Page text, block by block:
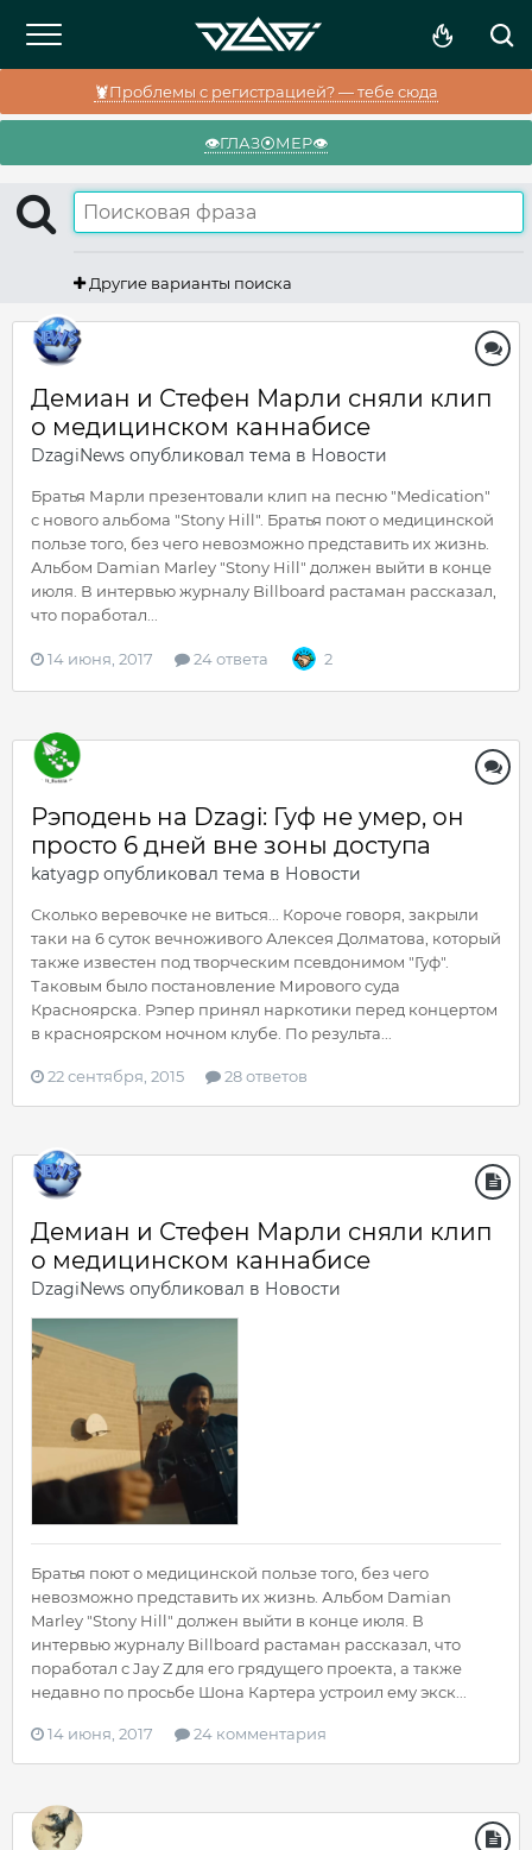
🦞Проблемы с регистрацией? — тебе сюда
👁️ГЛАЗ⦿МЕР👁️
Другие варианты поиска
Демиан и Стефен Марли сняли клип
о медицинском каннабисе
DzagiNews опубликовал тема в Новости
Братья Марли презентовали клип на песню "Medication"
с нового альбома "Stony Hill". Братья поют о медицинской
пользе того, без чего невозможно представить их жизнь.
Альбом Damian Marley "Stony Hill" должен выйти в конце
июля. В интервью журналу Billboard растаман рассказал,
что поработал...
14 июня, 2017 24 ответа 2
Рэподень на Dzagi: Гуф не умер, он
просто 6 дней вне зоны доступа
katyagp опубликовал тема в Новости
Сколько веревочке не виться... Короче говоря, закрыли
таки на 6 суток вечноживого Алексея Долматова, который
также известен под творческим псевдонимом "Гуф".
Таковым было постановление Мирового суда
Красноярска. Рэпер принял наркотики перед концертом
в красноярском ночном клубе. По результа...
22 сентября, 2015 28 ответов
Демиан и Стефен Марли сняли клип
о медицинском каннабисе
DzagiNews опубликовал в Новости
Братья поют о медицинской пользе того, без чего
невозможно представить их жизнь. Альбом Damian
Marley "Stony Hill" должен выйти в конце июля. В
интервью журналу Billboard растаман рассказал, что
поработал с Jay Z для его грядущего проекта, а также
недавно по просьбе Шона Картера устроил ему экск...
14 июня, 2017 24 комментария